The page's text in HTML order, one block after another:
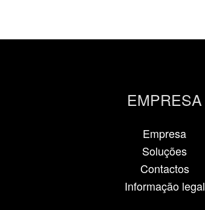
EMPRESA
Empresa
Soluções
Contactos
Informação legal